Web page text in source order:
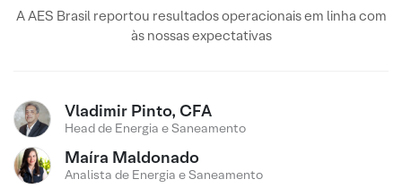
A AES Brasil reportou resultados operacionais em linha com
às nossas expectativas
Vladimir Pinto, CFA
Head de Energia e Saneamento
Maíra Maldonado
Analista de Energia e Saneamento